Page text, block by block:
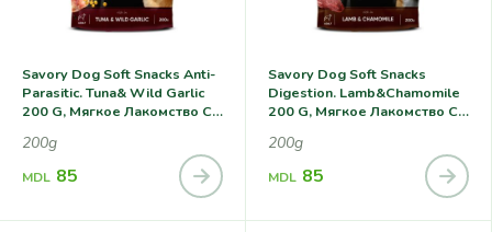
Savory Dog Soft Snacks Anti-
Parasitic. Tuna& Wild Garlic
200 G, Мягкое Лакомство С
С Антипаразитарным
Эффектом Для Собак
200g
MDL 85
Savory Dog Soft Snacks
Digestion. Lamb&Chamomile
200 G, Мягкое Лакомство С
Улучшения Пищеварения У
Собак
200g
MDL 85